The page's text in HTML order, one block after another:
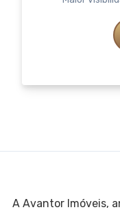
A Avantor Imóveis,